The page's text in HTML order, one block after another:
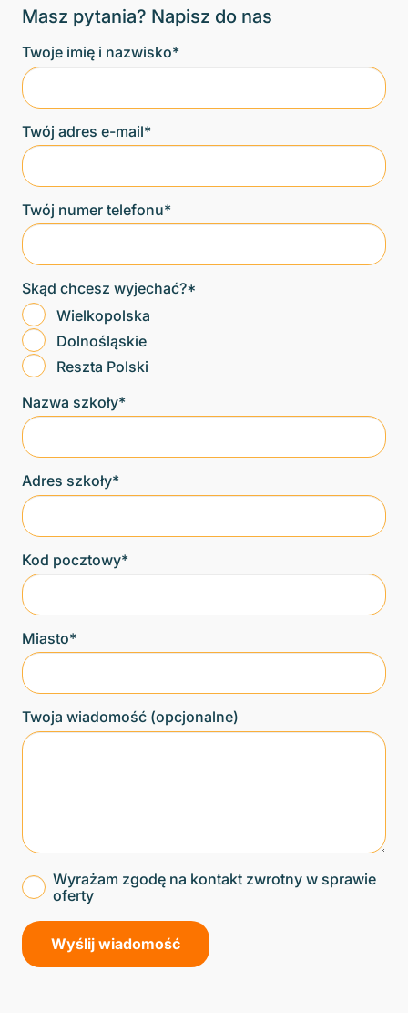
Masz pytania? Napisz do nas
Twoje imię i nazwisko*
Twój adres e-mail*
Twój numer telefonu*
Skąd chcesz wyjechać?*
Wielkopolska
Dolnośląskie
Reszta Polski
Nazwa szkoły*
Adres szkoły*
Kod pocztowy*
Miasto*
Twoja wiadomość (opcjonalne)
Wyrażam zgodę na kontakt zwrotny w sprawie
oferty